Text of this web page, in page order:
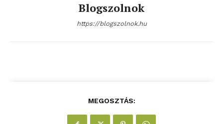
Blogszolnok
https://blogszolnok.hu
MEGOSZTÁS: